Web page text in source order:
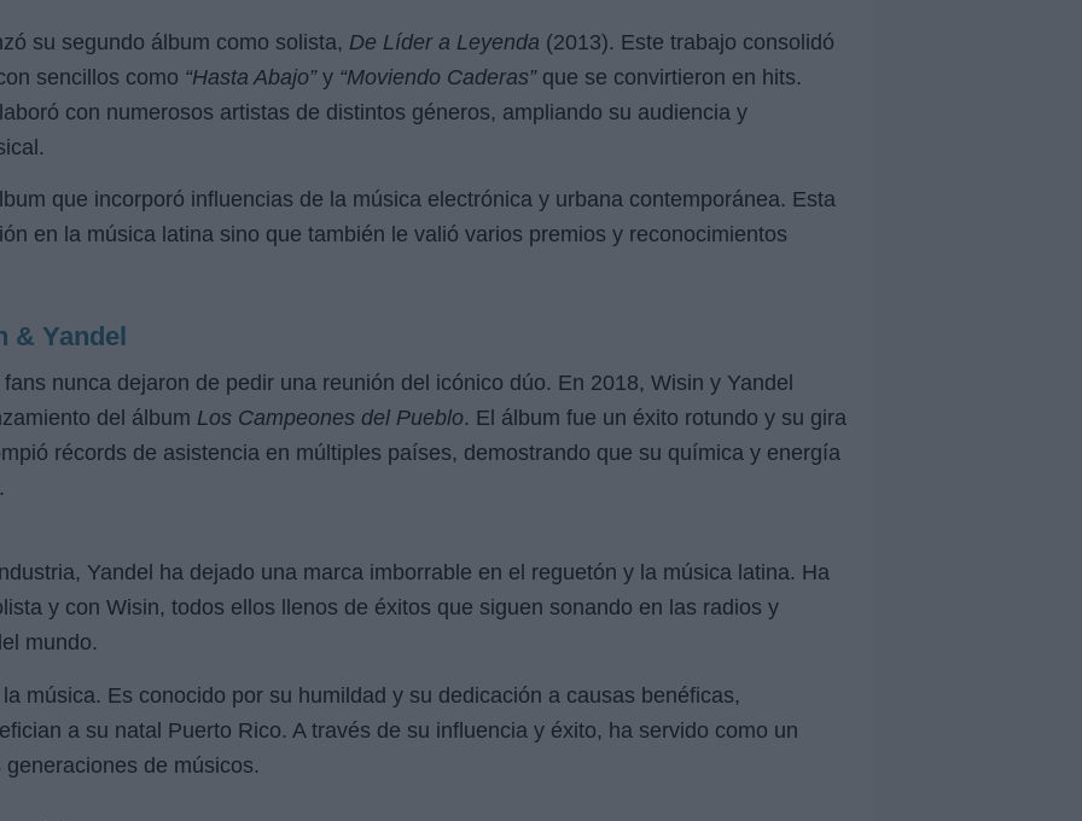
su segundo álbum como solista, De Líder a Leyenda (2013). Este trabajo consolidó
sencillos como “Hasta Abajo”y “Moviendo Caderas”que se convirtieron en hits.
con numerosos artistas de distintos géneros, ampliando su audiencia y
que incorporó influencias de la música electrónica y urbana contemporánea. Esta
en la música latina sino que también le valió varios premios y reconocimientos
& Yandel
nunca dejaron de pedir una reunión del icónico dúo. En 2018, Wisin y Yandel
del álbum Los Campeones del Pueblo. El álbum fue un éxito rotundo y su gira
récords de asistencia en múltiples países, demostrando que su química y energía
Yandel ha dejado una marca imborrable en el reguetón y la música latina. Ha
y con Wisin, todos ellos llenos de éxitos que siguen sonando en las radios y
mundo.
música. Es conocido por su humildad y su dedicación a causas benéficas,
a su natal Puerto Rico. A través de su influencia y éxito, ha servido como un
de músicos.